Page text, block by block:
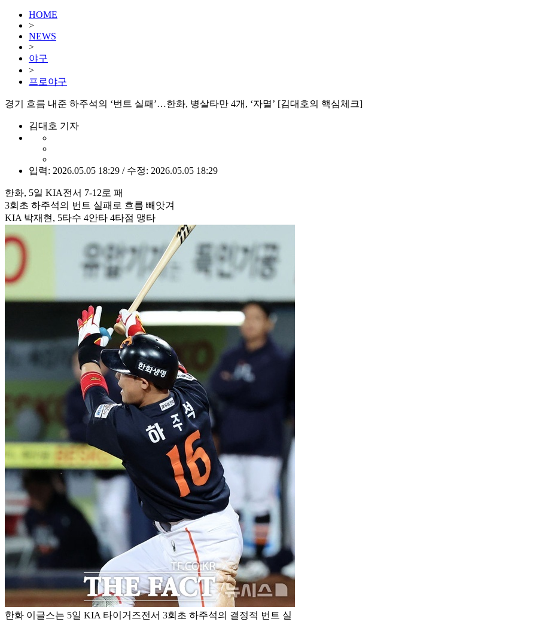
HOME
>
NEWS
>
야구
>
프로야구
경기 흐름 내준 하주석의 ‘번트 실패’…한화, 병살타만 4개, ‘자멸’ [김대호의 핵심체크]
김대호 기자
입력: 2026.05.05 18:29 / 수정: 2026.05.05 18:29
한화, 5일 KIA전서 7-12로 패
3회초 하주석의 번트 실패로 흐름 빼앗겨
KIA 박재현, 5타수 4안타 4타점 맹타
한화 이글스는 5일 KIA 타이거즈전서 3회초 하주석의 결정적 번트 실